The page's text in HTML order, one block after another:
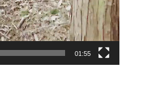
01:55